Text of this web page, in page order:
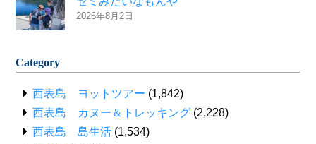
2026年8月2日
Category
西表島 ヨットツアー (1,842)
西表島 カヌー＆トレッキング (2,228)
西表島 島生活 (1,534)